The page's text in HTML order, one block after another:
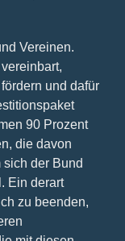
Vereinen.
und dafür
90 Prozent
die davon
sich der Bund
Ein derart
zu beenden,